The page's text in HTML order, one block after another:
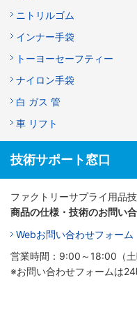
ニトリルゴム
インナー手袋
トーヨーセーフティー
ナイロン手袋
白 ガス 管
車 リフト
技術サポート窓口
ファクトリーサプライ用品
商品の仕様・技術のお問い
Webお問い合わせフォーム
営業時間：9:00～18:00（土
※お問い合わせフォームは24